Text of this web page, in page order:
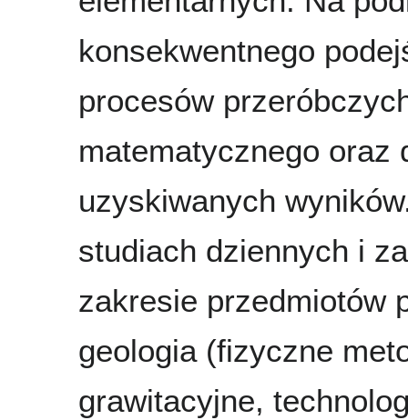
konsekwentnego
procesów
matematycznego oraz
uzyskiwanych
studiach dziennych i
zakresie przedmiotów
geologia (fizyczne
grawitacyjne,